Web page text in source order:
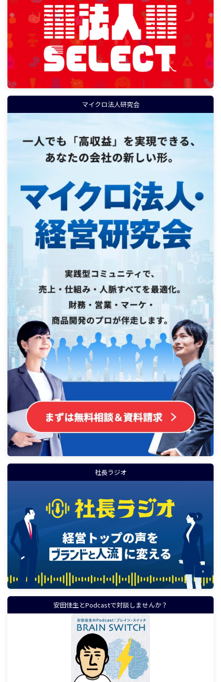
マイクロ法人研究会
社長ラジオ
安田佳生とPodcastで対談しませんか？